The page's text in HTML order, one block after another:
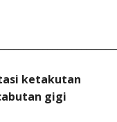
ketakutan
gigi